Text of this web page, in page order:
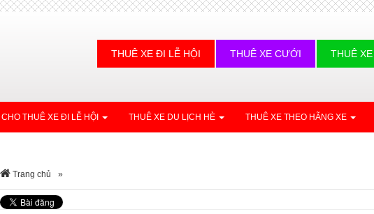
THUÊ XE ĐI LỄ HỘI THUÊ XE CƯỚI THUÊ
CHO THUÊ XE ĐI LỄ HỘI THUÊ XE DU LỊCH HÈ THUÊ XE THEO HÃNG XE
Trang chủ
»